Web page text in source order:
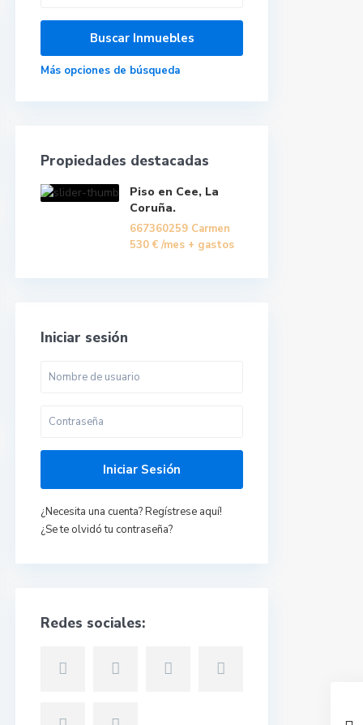
Más opciones de búsqueda
Propiedades destacadas
Piso en Cee, La
Coruña.
667360259 Carmen
530 € /mes + gastos
Iniciar sesión
Iniciar Sesión
¿Necesita una cuenta? Regístrese aquí!
¿Se te olvidó tu contraseña?
Redes sociales: